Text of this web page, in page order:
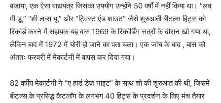
बजाया, एक ऐसा वाद्ययंत्र जिसका उपयोग उन्होंने 50 वर्षों में नहीं किया था। “लव
मी डू,” “शी लव्स यू,” और “ट्विस्ट एंड शाउट” जैसे शुरुआती बीटल्स हिट्स को
रिकॉर्ड करने में सहायक यह बास 1969 के रिकॉर्डिंग सत्रों के दौरान खो गया था,
लेकिन बाद में 1972 में चोरी हो जाने का पता चला। एक जांच के बाद , बास को
अंततः फरवरी में मेकार्टनी में वापस कर दिया गया।
82 वर्षीय मेकार्टनी ने “ए हार्ड डेज़ नाइट” के साथ शो की शुरुआत की थी, जिसमें
बीटल्स के प्रसिद्ध कैटलॉग के लगभग 40 हिट्स के प्रदर्शन के लिए मंच तैयार